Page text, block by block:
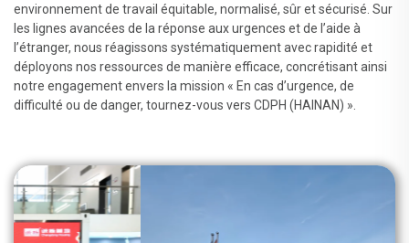
environnement de travail équitable, normalisé, sûr et sécurisé. Sur
les lignes avancées de la réponse aux urgences et de l’aide à
l’étranger, nous réagissons systématiquement avec rapidité et
déployons nos ressources de manière efficace, concrétisant ainsi
notre engagement envers la mission « En cas d’urgence, de
difficulté ou de danger, tournez-vous vers CDPH (HAINAN) ».